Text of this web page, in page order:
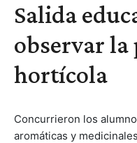
Salida
observar
hortícola
Concurrieron los
aromáticas y